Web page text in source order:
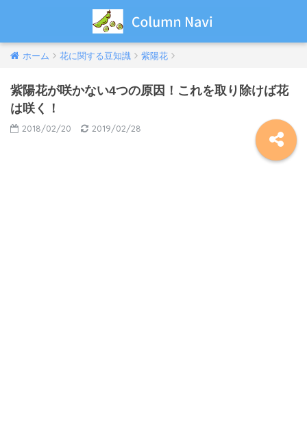
ホーム 花に関する豆知識 紫陽花
紫陽花が咲かない4つの原因！これを取り除けば花
は咲く！
2018/02/20 2019/02/28